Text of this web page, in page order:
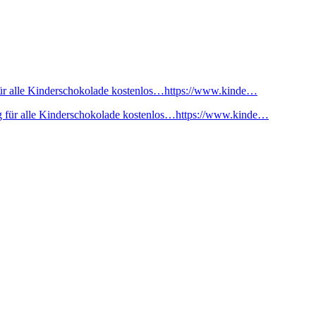
alle Kinderschokolade kostenlos…https://www.kinde…
für alle Kinderschokolade kostenlos…https://www.kinde…